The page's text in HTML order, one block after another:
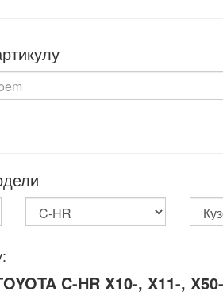
C-HR X10-, X11-,